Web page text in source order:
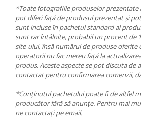
*Toate fotografiile produselor prezentate
pot diferi față de produsul prezentat și
sunt incluse în pachetul standard al
sunt rar întâlnite, probabil un procent de
site-ului, însă numărul de produse oferite
operatorii nu fac mereu față la
produs. Aceste aspecte se pot discuta de
contactat pentru confirmarea comenzii,
*Conținutul pachetului poate fi de altfel
producător fără să anunțe. Pentru mai
ne contactați pe email.